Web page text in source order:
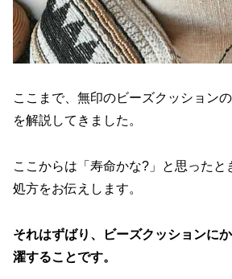
ここまで、無印のビーズクッション
を解説してきました。
ここからは「寿命かな?」と思ったと
処方をお伝えします。
それはずばり、ビーズクッションに
濯することです。